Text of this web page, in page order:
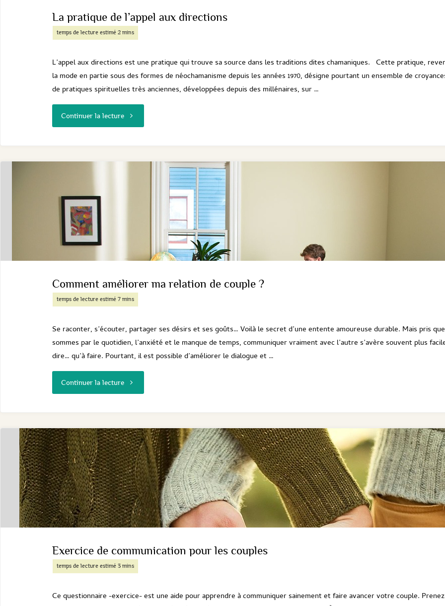
La pratique de l’appel aux directions
L’appel aux directions est une pratique qui trouve sa source dans les traditions dites chamaniques. Cette pratique,
la mode en partie sous des formes de néochamanisme depuis les années 1970, désigne pourtant un ensemble de
de pratiques spirituelles très anciennes, développées depuis des millénaires, sur …
Continuer la lecture"La
Comment améliorer ma relation de couple ?
Se raconter, s’écouter, partager ses désirs et ses goûts… Voilà le secret d’une entente amoureuse durable. Mais pris
sommes par le quotidien, l’anxiété et le manque de temps, communiquer vraiment avec l’autre s’avère souvent plus
dire… qu’à faire. Pourtant, il est possible d’améliorer le dialogue et …
Continuer la lecture"Comment
relation
de
couple
?
Exercice de communication pour les couples
Ce questionnaire -exercice- est une aide pour apprendre à communiquer sainement et faire avancer votre couple. Prenez